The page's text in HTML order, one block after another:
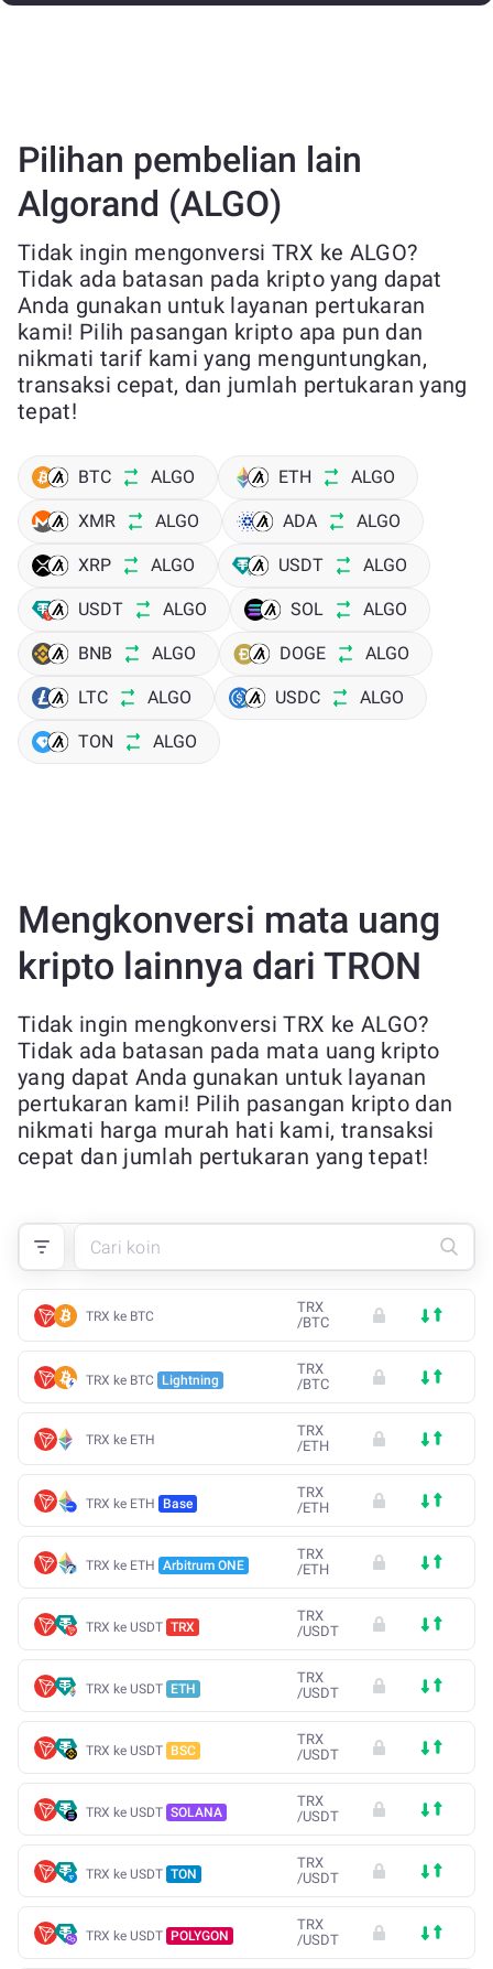
Pilihan pembelian lain
Algorand (ALGO)
Tidak ingin mengonversi TRX ke ALGO?
Tidak ada batasan pada kripto yang dapat
Anda gunakan untuk layanan pertukaran
kami! Pilih pasangan kripto apa pun dan
nikmati tarif kami yang menguntungkan,
transaksi cepat, dan jumlah pertukaran yang
tepat!
BTC ALGO ETH ALGO
XMR ALGO ADA ALGO
XRP ALGO USDT ALGO
USDT ALGO SOL ALGO
BNB ALGO DOGE ALGO
LTC ALGO USDC ALGO
TON ALGO
Mengkonversi mata uang
kripto lainnya dari TRON
Tidak ingin mengkonversi TRX ke ALGO?
Tidak ada batasan pada mata uang kripto
yang dapat Anda gunakan untuk layanan
pertukaran kami! Pilih pasangan kripto dan
nikmati harga murah hati kami, transaksi
cepat dan jumlah pertukaran yang tepat!
TRX ke BTC
TRX
/BTC
TRX ke BTC Lightning
TRX
/BTC
TRX ke ETH
TRX
/ETH
TRX ke ETH Base
TRX
/ETH
TRX ke ETH Arbitrum ONE
TRX
/ETH
TRX ke USDT TRX
TRX
/USDT
TRX ke USDT ETH
TRX
/USDT
TRX ke USDT BSC
TRX
/USDT
TRX ke USDT SOLANA
TRX
/USDT
TRX ke USDT TON
TRX
/USDT
TRX ke USDT POLYGON
TRX
/USDT